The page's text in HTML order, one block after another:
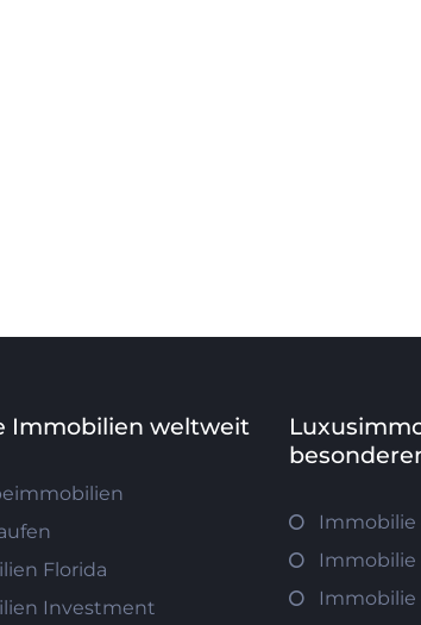
Immobilien weltweit
Florida
Investment
Immobilie
Immobilie
Immobilie